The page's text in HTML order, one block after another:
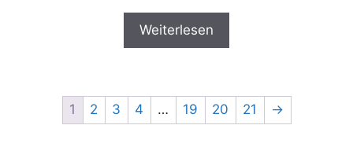
Weiterlesen
1 2 3 4 … 19 20 21 →